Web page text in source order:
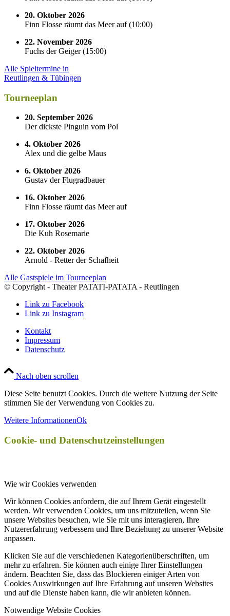
20. Oktober 2026
Finn Flosse räumt das Meer auf(10:00)
22. November 2026
Fuchs der Geiger(15:00)
Alle Spieltermine in
Reutlingen & Tübingen
Tourneeplan
20. September 2026
Der dickste Pinguin vom Pol
4. Oktober 2026
Alex und die gelbe Maus
6. Oktober 2026
Gustav der Flugradbauer
16. Oktober 2026
Finn Flosse räumt das Meer auf
17. Oktober 2026
Die Kuh Rosemarie
22. Oktober 2026
Arnold - Retter der Schafheit
Alle Gastspiele im Tourneeplan
© Copyright - Theater PATATI-PATATA - Reutlingen
Link zu Facebook
Link zu Instagram
Kontakt
Impressum
Datenschutz
Nach oben scrollen
Diese Seite benutzt Cookies. Durch die weitere Nutzung der Seite
stimmen Sie der Verwendung von Cookies zu.
Weitere InformationenOk
Cookie- und Datenschutzeinstellungen
Wie wir Cookies verwenden
Wir können Cookies anfordern, die auf Ihrem Gerät eingestellt
werden. Wir verwenden Cookies, um uns mitzuteilen, wenn Sie
unsere Websites besuchen, wie Sie mit uns interagieren, Ihre
Nutzererfahrung verbessern und Ihre Beziehung zu unserer Website
anpassen.
Klicken Sie auf die verschiedenen Kategorienüberschriften, um
mehr zu erfahren. Sie können auch einige Ihrer Einstellungen
ändern. Beachten Sie, dass das Blockieren einiger Arten von
Cookies Auswirkungen auf Ihre Erfahrung auf unseren Websites
und auf die Dienste haben kann, die wir anbieten können.
Notwendige Website Cookies